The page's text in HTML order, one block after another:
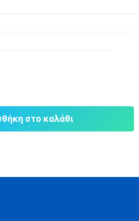
στο καλάθι